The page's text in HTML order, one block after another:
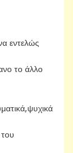
εντελώς
το άλλο